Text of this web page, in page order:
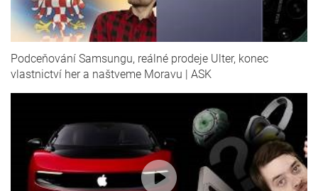
Podceňování Samsungu, reálné prodeje Ulter, konec
vlastnictví her a naštveme Moravu | ASK